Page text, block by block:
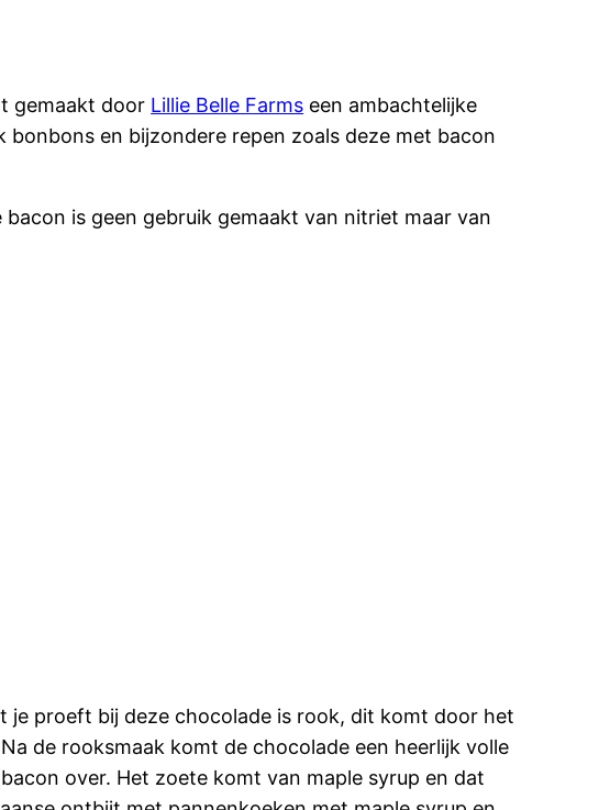
gemaakt door Lillie Belle Farms een ambachtelijke
en bijzondere repen zoals deze met bacon
is geen gebruik gemaakt van nitriet maar van
je proeft bij deze chocolade is rook, dit komt door het
de rooksmaak komt de chocolade een heerlijk volle
over. Het zoete komt van maple syrup en dat